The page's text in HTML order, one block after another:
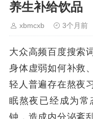
养生补给饮品
xbmcxb 3个月前
大众高频百度搜索
身体虚弱如何补救
轻人普遍存在熬夜
眠熬夜已经成为常
钟，造成内分泌紊